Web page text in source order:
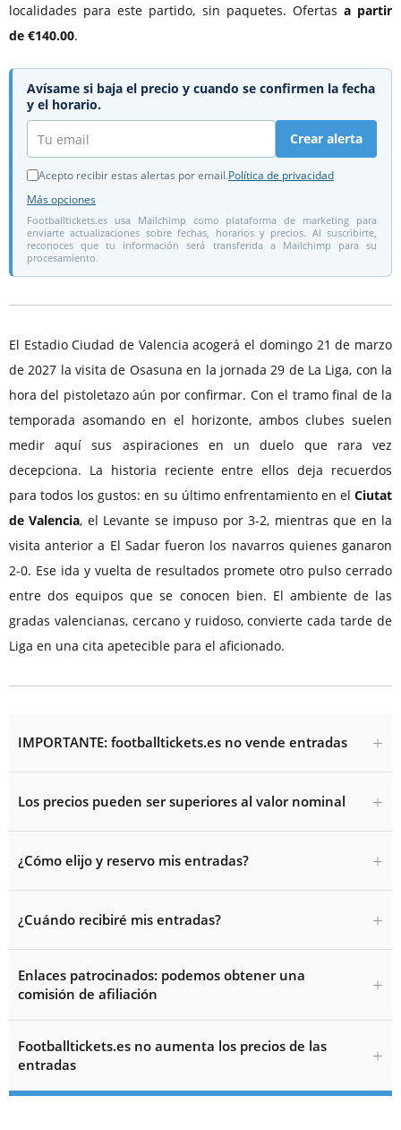
localidades para este partido, sin paquetes. Ofertas a partir
de €140.00.
Avísame si baja el precio y cuando se confirmen la fecha
y el horario.
Crear alerta
Acepto recibir estas alertas por email.Política de privacidad
Más opciones
Footballtickets.es usa Mailchimp como plataforma de marketing para
enviarte actualizaciones sobre fechas, horarios y precios. Al suscribirte,
reconoces que tu información será transferida a Mailchimp para su
procesamiento.
El Estadio Ciudad de Valencia acogerá el domingo 21 de marzo
de 2027 la visita de Osasuna en la jornada 29 de La Liga, con la
hora del pistoletazo aún por confirmar. Con el tramo final de la
temporada asomando en el horizonte, ambos clubes suelen
medir aquí sus aspiraciones en un duelo que rara vez
decepciona. La historia reciente entre ellos deja recuerdos
para todos los gustos: en su último enfrentamiento en el Ciutat
de Valencia, el Levante se impuso por 3-2, mientras que en la
visita anterior a El Sadar fueron los navarros quienes ganaron
2-0. Ese ida y vuelta de resultados promete otro pulso cerrado
entre dos equipos que se conocen bien. El ambiente de las
gradas valencianas, cercano y ruidoso, convierte cada tarde de
Liga en una cita apetecible para el aficionado.
IMPORTANTE: footballtickets.es no vende entradas
Los precios pueden ser superiores al valor nominal
¿Cómo elijo y reservo mis entradas?
¿Cuándo recibiré mis entradas?
Enlaces patrocinados: podemos obtener una
comisión de afiliación
Footballtickets.es no aumenta los precios de las
entradas